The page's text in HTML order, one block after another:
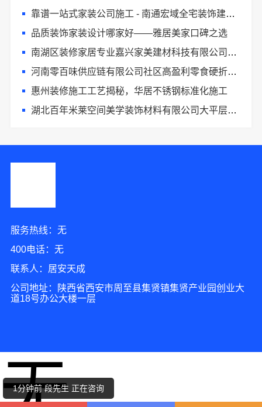
靠谱一站式家装公司施工 - 南通宏域全宅装饰建材有限公司
品质装饰家装设计哪家好——雅居美家口碑之选
南湖区装修家居专业嘉兴家美建材科技有限公司匠心打造品质家
河南零百味供应链有限公司社区高盈利零食硬折扣全域盈利
惠州装修施工工艺揭秘，华居不锈钢标准化施工
湖北百年米莱空间美学装饰材料有限公司大平层设计装修实景
服务热线：无
400电话：无
联系人：居安天成
公司地址：陕西省西安市周至县集贤镇集贤产业园创业大
道18号办公大楼一层
4分钟前 朱女士 正在咨询
1分钟前 段先生 正在咨询